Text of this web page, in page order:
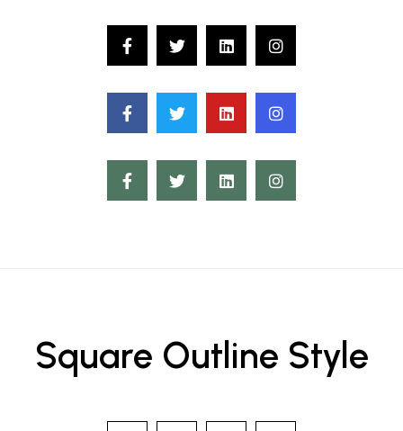
Square Outline Style